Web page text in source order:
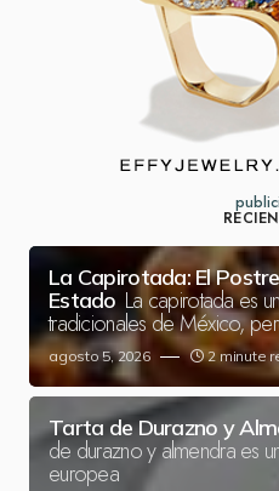
La Capirotada: El
Estado La capirotada es
tradicionales de México,
agosto 5, 2026 2 minute
Tarta de Durazno y
de durazno y almendra es
europea